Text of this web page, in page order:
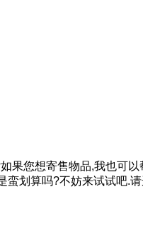
果您想寄售物品,我也可以
蛮划算吗?不妨来试试吧.